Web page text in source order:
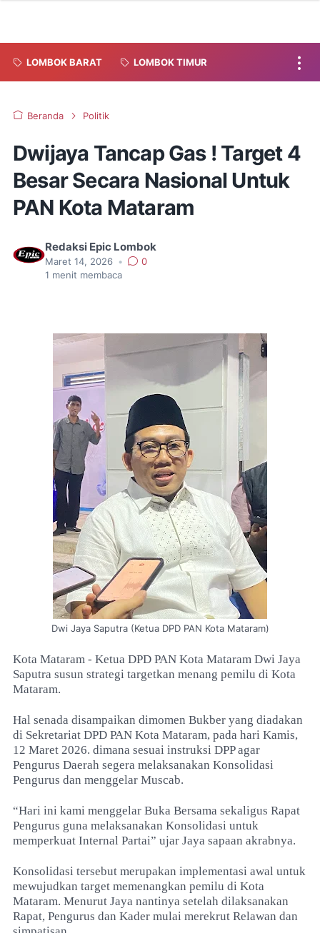
LOMBOK BARAT LOMBOK TIMUR
Beranda Politik
Dwijaya Tancap Gas ! Target 4
Besar Secara Nasional Untuk
PAN Kota Mataram
Redaksi Epic Lombok
Maret 14, 2026 •
0
1 menit membaca
Dwi Jaya Saputra (Ketua DPD PAN Kota Mataram)
Kota Mataram - Ketua DPD PAN Kota Mataram Dwi Jaya
Saputra susun strategi targetkan menang pemilu di Kota
Mataram.
Hal senada disampaikan dimomen Bukber yang diadakan
di Sekretariat DPD PAN Kota Mataram, pada hari Kamis,
12 Maret 2026. dimana sesuai instruksi DPP agar
Pengurus Daerah segera melaksanakan Konsolidasi
Pengurus dan menggelar Muscab.
“Hari ini kami menggelar Buka Bersama sekaligus Rapat
Pengurus guna melaksanakan Konsolidasi untuk
memperkuat Internal Partai” ujar Jaya sapaan akrabnya.
Konsolidasi tersebut merupakan implementasi awal untuk
mewujudkan target memenangkan pemilu di Kota
Mataram. Menurut Jaya nantinya setelah dilaksanakan
Rapat, Pengurus dan Kader mulai merekrut Relawan dan